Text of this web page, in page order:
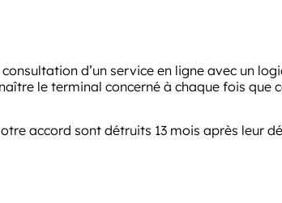
d’un service en ligne avec un
le terminal concerné à chaque fois que
accord sont détruits 13 mois après leur